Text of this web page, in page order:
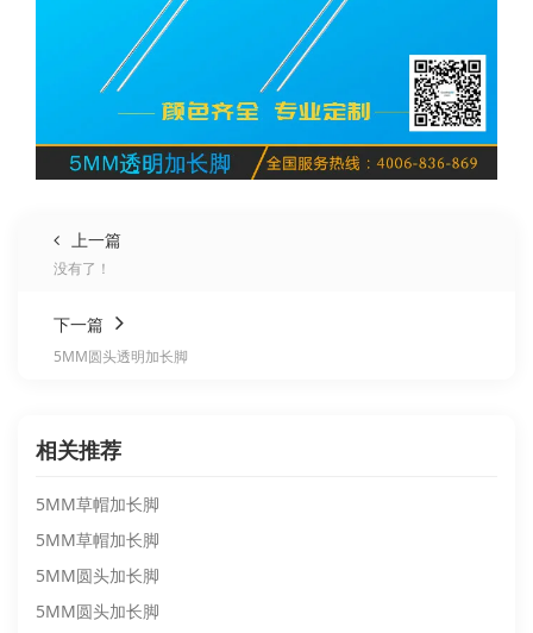
上一篇
没有了！
下一篇
5MM圆头透明加长脚
相关推荐
5MM草帽加长脚
5MM草帽加长脚
5MM圆头加长脚
5MM圆头加长脚